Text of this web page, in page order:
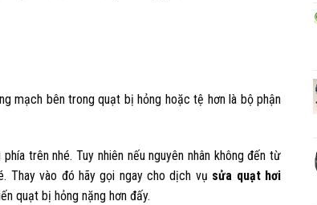
mạch bên trong quạt bị hỏng hoặc tệ hơn là bộ phận
trên nhé. Tuy nhiên nếu nguyên nhân không đến từ
Thay vào đó hãy gọi ngay cho dịch vụ sửa quạt hơi
quạt bị hỏng nặng hơn đấy.